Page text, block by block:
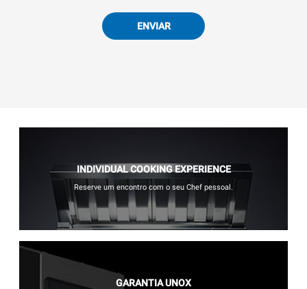
ENVIAR
INDIVIDUAL COOKING EXPERIENCE
Reserve um encontro com o seu Chef pessoal.
GARANTIA UNOX